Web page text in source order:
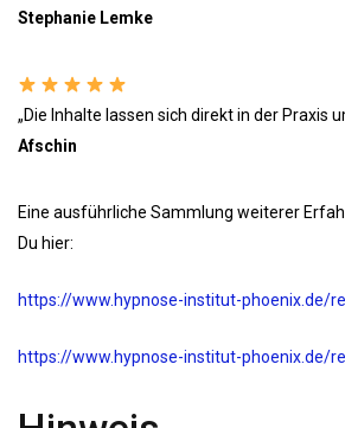
Stephanie Lemke
„Die Inhalte lassen sich direkt in der Praxis
Afschin
Eine ausführliche Sammlung weiterer
Du hier:
https://www.hypnose-institut-phoenix.de/
https://www.hypnose-institut-phoenix.de/